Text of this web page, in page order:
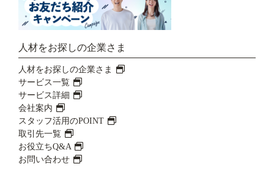
人材をお探しの企業さま
人材をお探しの企業さま
サービス一覧
サービス詳細
会社案内
スタッフ活用のPOINT
取引先一覧
お役立ちQ&A
お問い合わせ